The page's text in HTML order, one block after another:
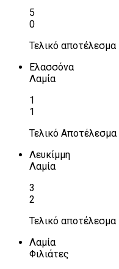
5
0
Τελικό αποτέλεσμα
Ελασσόνα
Λαμία
1
1
Τελικό Αποτέλεσμα
Λευκίμμη
Λαμία
3
2
Τελικό αποτέλεσμα
Λαμία
Φιλιάτες